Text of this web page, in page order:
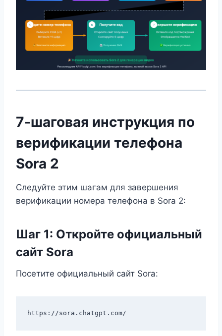
7-шаговая инструкция по
верификации телефона
Sora 2
Следуйте этим шагам для завершения
верификации номера телефона в Sora 2:
Шаг 1: Откройте официальный
сайт Sora
Посетите официальный сайт Sora: